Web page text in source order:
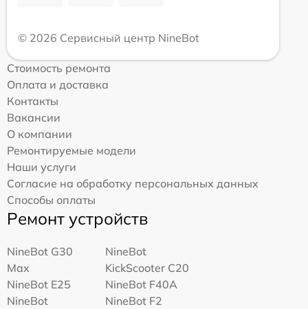
© 2026 Сервисный центр NineBot
Стоимость ремонта
Оплата и доставка
Контакты
Вакансии
О компании
Ремонтируемые модели
Наши услуги
Согласие на обработку персональных данных
Способы оплаты
Ремонт устройств
NineBot G30
Max
NineBot
KickScooter C20
NineBot E25
NineBot F40A
NineBot
NineBot F2